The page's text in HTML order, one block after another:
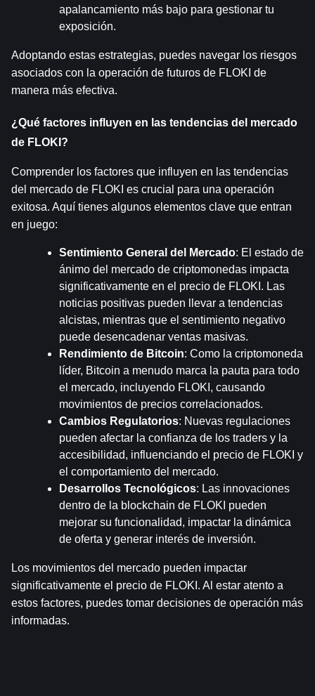
apalancamiento más bajo para gestionar tu
exposición.
Adoptando estas estrategias, puedes navegar los riesgos
asociados con la operación de futuros de FLOKI de
manera más efectiva.
¿Qué factores influyen en las tendencias del mercado
de FLOKI?
Comprender los factores que influyen en las tendencias
del mercado de FLOKI es crucial para una operación
exitosa. Aquí tienes algunos elementos clave que entran
en juego:
Sentimiento General del Mercado: El estado de
ánimo del mercado de criptomonedas impacta
significativamente en el precio de FLOKI. Las
noticias positivas pueden llevar a tendencias
alcistas, mientras que el sentimiento negativo
puede desencadenar ventas masivas.
Rendimiento de Bitcoin: Como la criptomoneda
líder, Bitcoin a menudo marca la pauta para todo
el mercado, incluyendo FLOKI, causando
movimientos de precios correlacionados.
Cambios Regulatorios: Nuevas regulaciones
pueden afectar la confianza de los traders y la
accesibilidad, influenciando el precio de FLOKI y
el comportamiento del mercado.
Desarrollos Tecnológicos: Las innovaciones
dentro de la blockchain de FLOKI pueden
mejorar su funcionalidad, impactar la dinámica
de oferta y generar interés de inversión.
Los movimientos del mercado pueden impactar
significativamente el precio de FLOKI. Al estar atento a
estos factores, puedes tomar decisiones de operación más
informadas.